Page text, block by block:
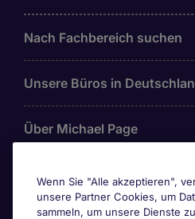
Nach Fachbereich suchen
Unsere Büros in
Über Michael Page
Awards & Zertifizierungen
Wenn Sie "Alle akzeptieren",
unsere Partner Cookies, um
sammeln, um unsere Dienste